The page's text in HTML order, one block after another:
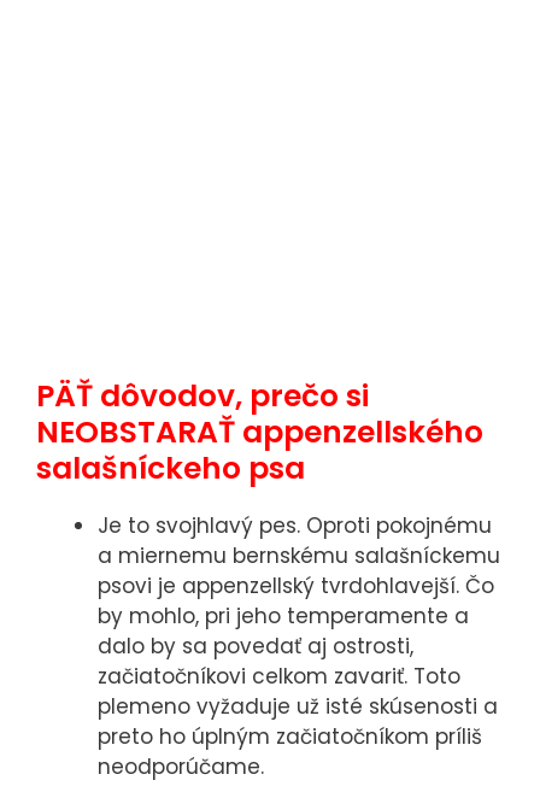
PÄŤ dôvodov, prečo si
NEOBSTARAŤ appenzellského
salašníckeho psa
Je to svojhlavý pes. Oproti pokojnému
a miernemu bernskému salašníckemu
psovi je appenzellský tvrdohlavejší. Čo
by mohlo, pri jeho temperamente a
dalo by sa povedať aj ostrosti,
začiatočníkovi celkom zavariť. Toto
plemeno vyžaduje už isté skúsenosti a
preto ho úplným začiatočníkom príliš
neodporúčame.